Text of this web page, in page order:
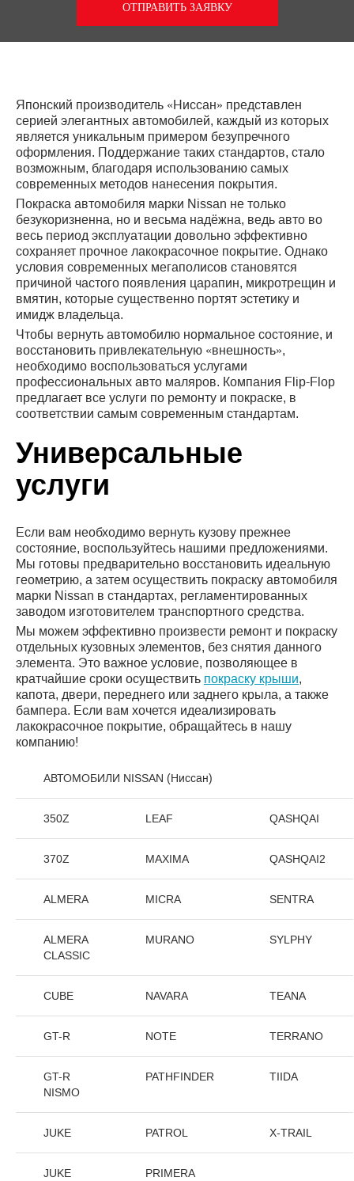
ОТПРАВИТЬ ЗАЯВКУ
Японский производитель «Ниссан» представлен
серией элегантных автомобилей, каждый из которых
является уникальным примером безупречного
оформления. Поддержание таких стандартов, стало
возможным, благодаря использованию самых
современных методов нанесения покрытия.
Покраска автомобиля марки Nissan не только
безукоризненна, но и весьма надёжна, ведь авто во
весь период эксплуатации довольно эффективно
сохраняет прочное лакокрасочное покрытие. Однако
условия современных мегаполисов становятся
причиной частого появления царапин, микротрещин и
вмятин, которые существенно портят эстетику и
имидж владельца.
Чтобы вернуть автомобилю нормальное состояние, и
восстановить привлекательную «внешность»,
необходимо воспользоваться услугами
профессиональных авто маляров. Компания Flip-Flop
предлагает все услуги по ремонту и покраске, в
соответствии самым современным стандартам.
Универсальные
услуги
Если вам необходимо вернуть кузову прежнее
состояние, воспользуйтесь нашими предложениями.
Мы готовы предварительно восстановить идеальную
геометрию, а затем осуществить покраску автомобиля
марки Nissan в стандартах, регламентированных
заводом изготовителем транспортного средства.
Мы можем эффективно произвести ремонт и покраску
отдельных кузовных элементов, без снятия данного
элемента. Это важное условие, позволяющее в
кратчайшие сроки осуществить покраску крыши,
капота, двери, переднего или заднего крыла, а также
бампера. Если вам хочется идеализировать
лакокрасочное покрытие, обращайтесь в нашу
компанию!
АВТОМОБИЛИ NISSAN (Ниссан)
350Z LEAF QASHQAI
370Z MAXIMA QASHQAI2
ALMERA MICRA SENTRA
ALMERA
CLASSIC
MURANO SYLPHY
CUBE NAVARA TEANA
GT-R NOTE TERRANO
GT-R
NISMO
PATHFINDER TIIDA
JUKE PATROL X-TRAIL
JUKE
PRIMERA